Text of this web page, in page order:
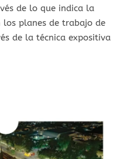
de lo que indica la
los planes de trabajo de
de la técnica expositiva